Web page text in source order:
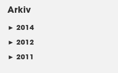
Arkiv
► 2014
► 2012
► 2011